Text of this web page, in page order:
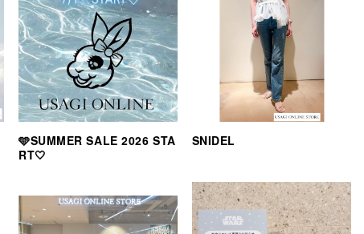
🩵SUMMER SALE 2026 STA
RT🤍
SNIDEL